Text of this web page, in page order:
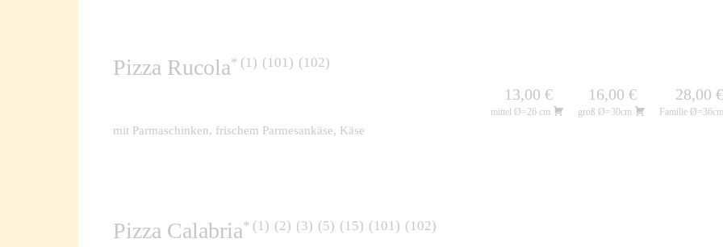
Pizza Rucola 1 101 102
13,00 €
mittel Ø=26 cm
16,00 €
groß Ø=30cm
28,00 €
Familie Ø=36cm
mit Parmaschinken, frischem Parmesankäse, Käse
Pizza Calabria 1 2 3 5 15 101 102